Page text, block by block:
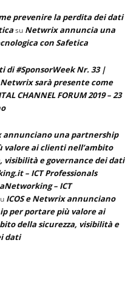
prevenire la perdita dei dati
su Netwrix annuncia una
con Safetica
di #SponsorWeek Nr. 33 |
Netwrix sarà presente come
CHANNEL FORUM 2019 – 23
annunciano una partnership
valore ai clienti nell’ambito
visibilità e governance dei dati
– ICT Professionals
– ICT
ICOS e Netwrix annunciano
per portare più valore ai
della sicurezza, visibilità e
dati